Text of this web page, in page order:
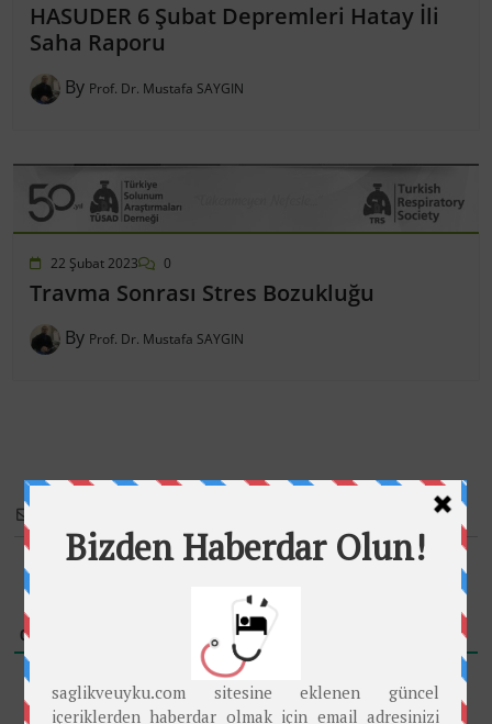
HASUDER 6 Şubat Depremleri Hatay İli
Saha Raporu
By Prof. Dr. Mustafa SAYGIN
22 Şubat 2023 0
Travma Sonrası Stres Bozukluğu
By Prof. Dr. Mustafa SAYGIN
0